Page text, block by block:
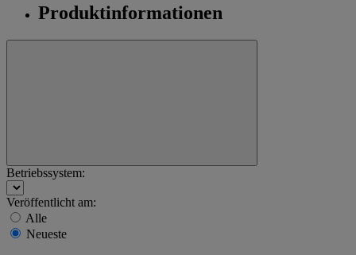
Produktinformationen
Betriebssystem:
Veröffentlicht am:
Alle
Neueste